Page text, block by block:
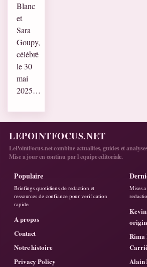
Blanc
et
Sara
Goupy,
célébré
le 30
mai
2025…
LEPOINTFOCUS.NET
LePointFocus.net combine actualites, guides et
Mise a jour en continu par l equipe editoriale.
Populaire
Briefings quotidiens de redaction et
ressources de confiance pour verification
rapide.
A propos
Contact
Notre histoire
Privacy Policy
Mises
Rima
Alain